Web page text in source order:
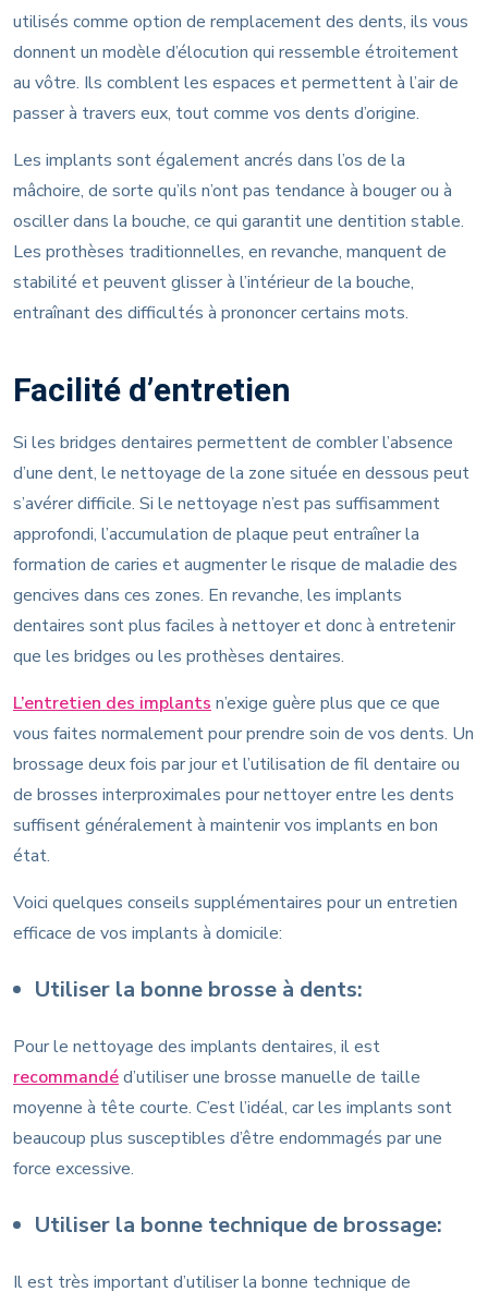
utilisés comme option de remplacement des dents, ils vous
donnent un modèle d’élocution qui ressemble étroitement
au vôtre. Ils comblent les espaces et permettent à l’air de
passer à travers eux, tout comme vos dents d’origine.
Les implants sont également ancrés dans l’os de la
mâchoire, de sorte qu’ils n’ont pas tendance à bouger ou à
osciller dans la bouche, ce qui garantit une dentition stable.
Les prothèses traditionnelles, en revanche, manquent de
stabilité et peuvent glisser à l’intérieur de la bouche,
entraînant des difficultés à prononcer certains mots.
Facilité d’entretien
Si les bridges dentaires permettent de combler l’absence
d’une dent, le nettoyage de la zone située en dessous peut
s’avérer difficile. Si le nettoyage n’est pas suffisamment
approfondi, l’accumulation de plaque peut entraîner la
formation de caries et augmenter le risque de maladie des
gencives dans ces zones. En revanche, les implants
dentaires sont plus faciles à nettoyer et donc à entretenir
que les bridges ou les prothèses dentaires.
L’entretien des implants n’exige guère plus que ce que
vous faites normalement pour prendre soin de vos dents. Un
brossage deux fois par jour et l’utilisation de fil dentaire ou
de brosses interproximales pour nettoyer entre les dents
suffisent généralement à maintenir vos implants en bon
état.
Voici quelques conseils supplémentaires pour un entretien
efficace de vos implants à domicile:
Utiliser la bonne brosse à dents:
Pour le nettoyage des implants dentaires, il est
recommandéd’utiliser une brosse manuelle de taille
moyenne à tête courte. C’est l’idéal, car les implants sont
beaucoup plus susceptibles d’être endommagés par une
force excessive.
Utiliser la bonne technique de brossage:
Il est très important d’utiliser la bonne technique de